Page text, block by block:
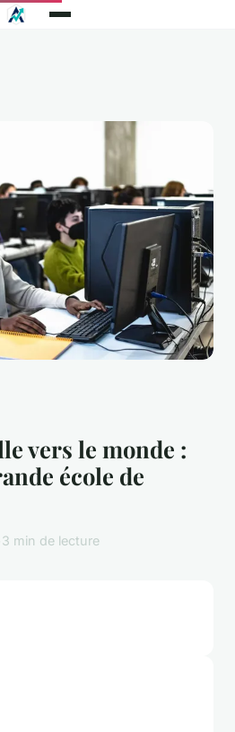
vers le monde :
école de
3 min de lecture